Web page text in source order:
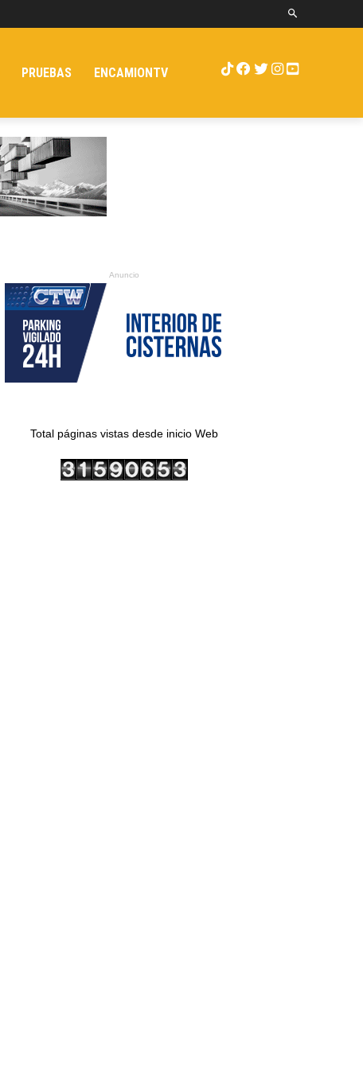
PRUEBAS ENCAMIONTV
Anuncio
Total páginas vistas desde inicio Web